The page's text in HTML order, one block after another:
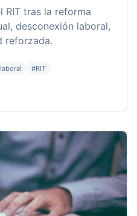
RIT tras la reforma
desconexión laboral,
reforzada.
#RIT